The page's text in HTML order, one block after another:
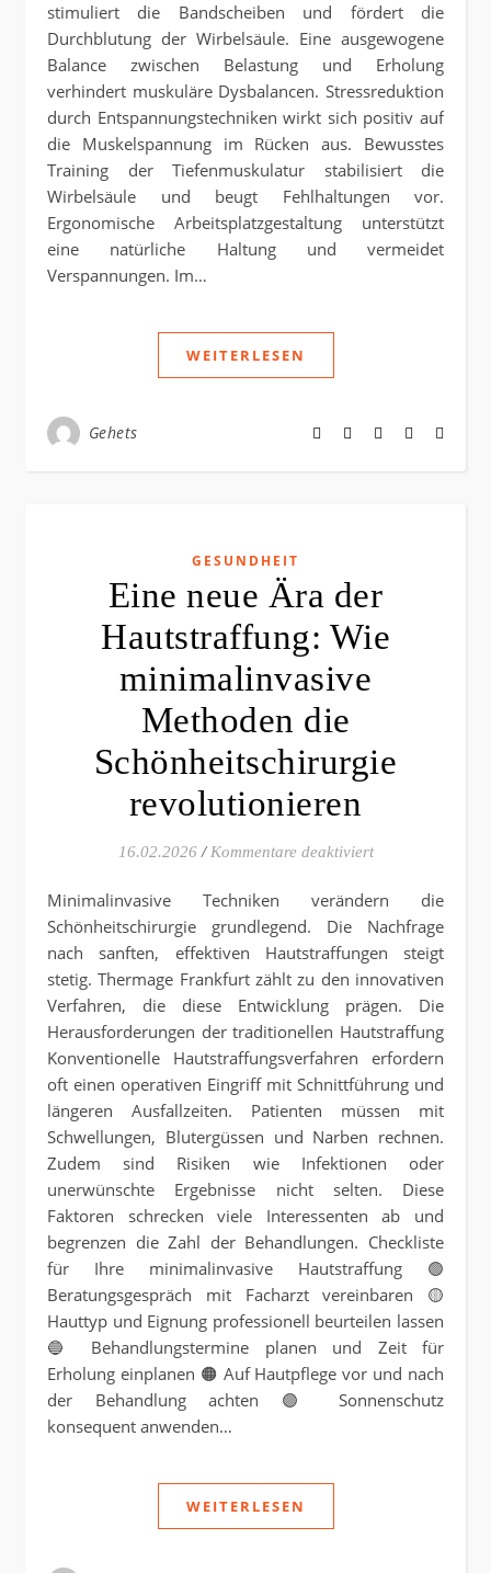
stimuliert die Bandscheiben und fördert die
Durchblutung der Wirbelsäule. Eine ausgewogene
Balance zwischen Belastung und Erholung
verhindert muskuläre Dysbalancen. Stressreduktion
durch Entspannungstechniken wirkt sich positiv auf
die Muskelspannung im Rücken aus. Bewusstes
Training der Tiefenmuskulatur stabilisiert die
Wirbelsäule und beugt Fehlhaltungen vor.
Ergonomische Arbeitsplatzgestaltung unterstützt
eine natürliche Haltung und vermeidet
Verspannungen. Im…
WEITERLESEN
Gehets
GESUNDHEIT
Eine neue Ära der
Hautstraffung: Wie
minimalinvasive
Methoden die
Schönheitschirurgie
revolutionieren
16.02.2026 / Kommentare deaktiviertfür Eine neue
Minimalinvasive Techniken verändern die
Schönheitschirurgie grundlegend. Die Nachfrage
nach sanften, effektiven Hautstraffungen steigt
stetig. Thermage Frankfurt zählt zu den innovativen
Verfahren, die diese Entwicklung prägen. Die
Herausforderungen der traditionellen Hautstraffung
Konventionelle Hautstraffungsverfahren erfordern
oft einen operativen Eingriff mit Schnittführung und
längeren Ausfallzeiten. Patienten müssen mit
Schwellungen, Blutergüssen und Narben rechnen.
Zudem sind Risiken wie Infektionen oder
unerwünschte Ergebnisse nicht selten. Diese
Faktoren schrecken viele Interessenten ab und
begrenzen die Zahl der Behandlungen. Checkliste
für Ihre minimalinvasive Hautstraffung 🟢
Beratungsgespräch mit Facharzt vereinbaren 🟡
Hauttyp und Eignung professionell beurteilen lassen
🔵 Behandlungstermine planen und Zeit für
Erholung einplanen 🟠 Auf Hautpflege vor und nach
der Behandlung achten 🟣 Sonnenschutz
konsequent anwenden…
WEITERLESEN